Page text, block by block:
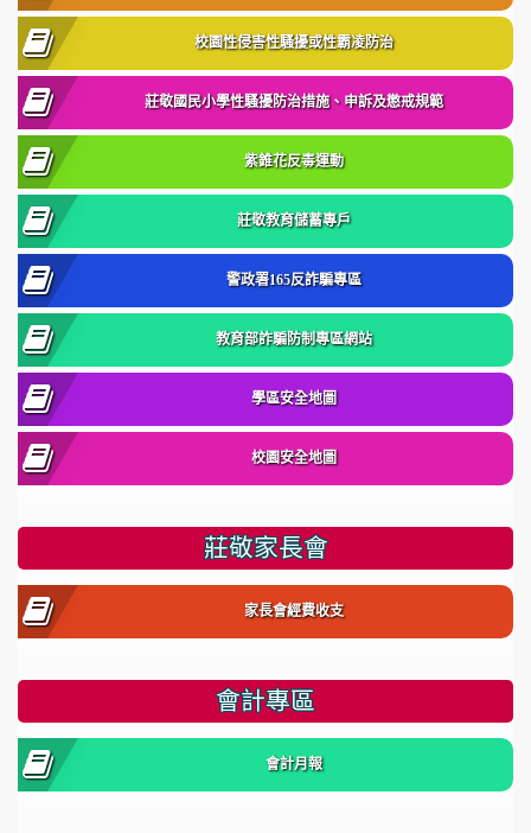
校園性侵害性騷擾或性霸凌防治
莊敬國民小學性騷擾防治措施、申訴及懲戒規範
紫錐花反毒運動
莊敬教育儲蓄專戶
警政署165反詐騙專區
教育部詐騙防制專區網站
學區安全地圖
校園安全地圖
莊敬家長會
家長會經費收支
會計專區
會計月報